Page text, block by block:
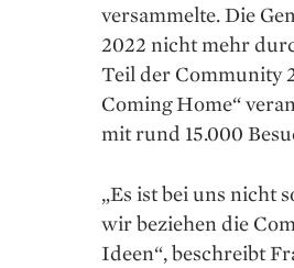
versammelte. Die
2022 nicht mehr
Teil der Community
Coming Home“
mit rund 15.000
„Es ist bei uns nicht
wir beziehen die
Ideen“, beschreibt